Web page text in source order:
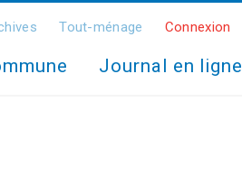
Tout-ménage Connexion
Journal en ligne